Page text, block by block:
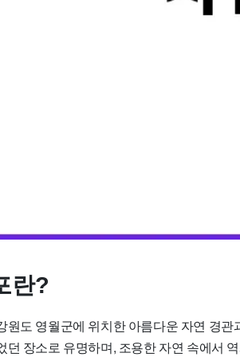
란?
원도 영월군에 위치한 아름다운 자연 경
던 장소로 유명하며, 조용한 자연 속에서